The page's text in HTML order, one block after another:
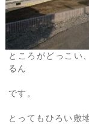
ところがどっこい
るん
です。
とってもひろい敷